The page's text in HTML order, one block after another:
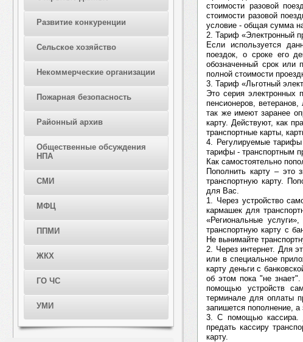
Развитие конкуренции
Сельское хозяйство
Некоммерческие организации
Пожарная безопасность
Районный архив
Общественные обсуждения
НПА
СМИ
МФЦ
ППМИ
ЖКХ
ГО ЧС
УМИ
стоимости разовой
стоимости разовой
условие - общая сумма
2. Тариф «Электронный
Если используется
поездок, о сроке его
обозначенный срок или
полной стоимости
3. Тариф «Льготный
Это серия электронных
пенсионеров,
так же имеют заранее
карту. Действуют, как
транспортные карты,
4. Регулируемые тарифы
тарифы - транспортным
Как самостоятельно
Пополнить карту – это
транспортную карту.
для Вас.
1. Через устройство
кармашек для
«Региональные
транспортную карту с
Не вынимайте
2. Через интернет. Для
или в специальное
карту деньги с
об этом пока "не
помощью устройств
терминале для оплаты
запишется пополнение, а
3. С помощью кассира.
предать кассиру
карту.